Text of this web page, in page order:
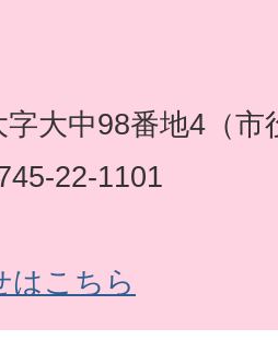
大中98番地4（市
22-1101
はこちら